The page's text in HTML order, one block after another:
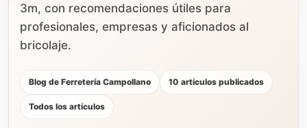
3m, con recomendaciones útiles para
profesionales, empresas y aficionados al
bricolaje.
Blog de Ferretería Campollano 10 artículos publicados
Todos los artículos